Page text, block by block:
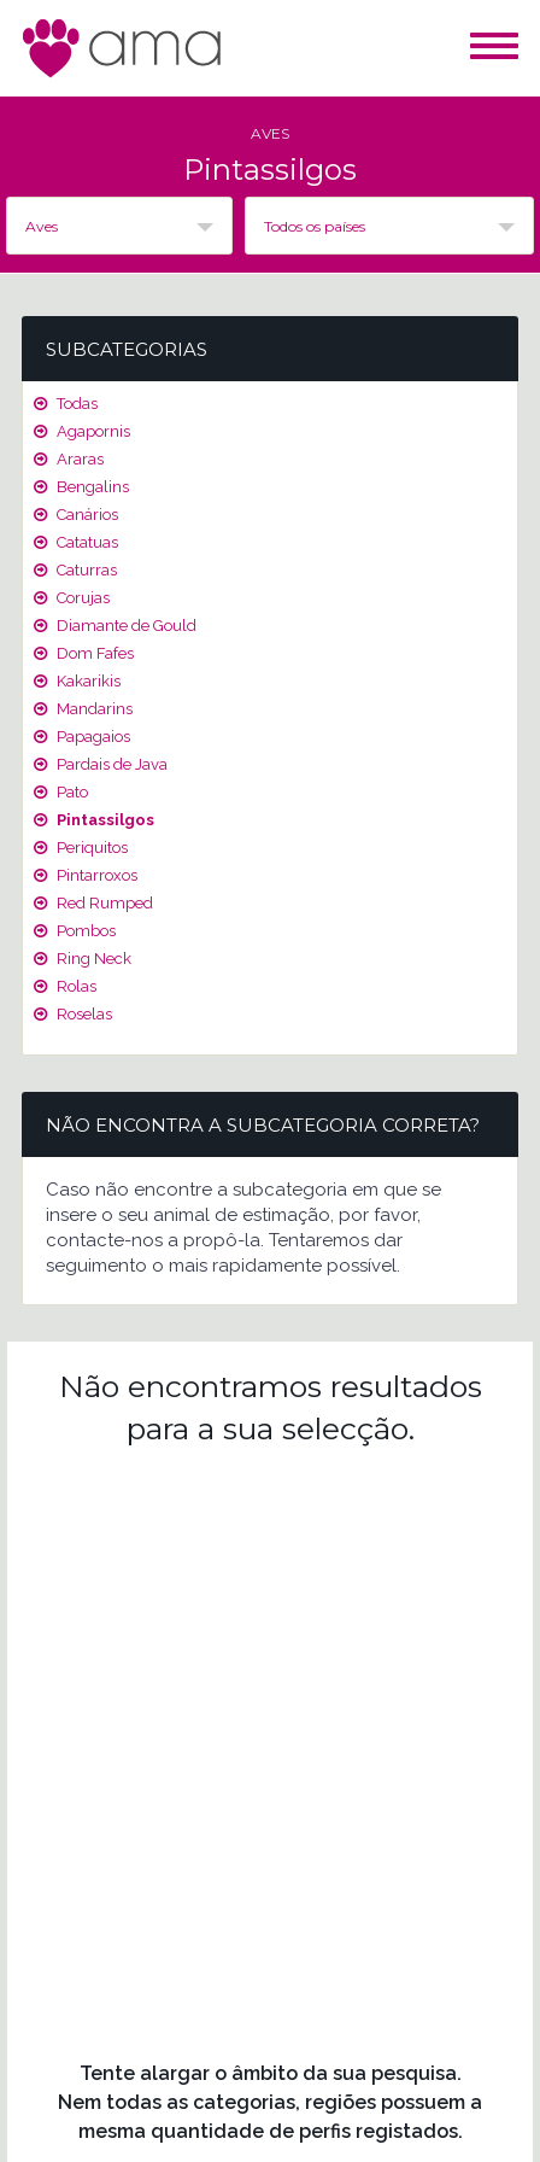
AVES
Pintassilgos
Aves Todos os países
SUBCATEGORIAS
Todas
Agapornis
Araras
Bengalins
Canários
Catatuas
Caturras
Corujas
Diamante de Gould
Dom Fafes
Kakarikis
Mandarins
Papagaios
Pardais de Java
Pato
Pintassilgos
Periquitos
Pintarroxos
Red Rumped
Pombos
Ring Neck
Rolas
Roselas
NÃO ENCONTRA A SUBCATEGORIA CORRETA?
Caso não encontre a subcategoria em que se
insere o seu animal de estimação, por favor,
contacte-nos a propô-la. Tentaremos dar
seguimento o mais rapidamente possível.
Não encontramos resultados
para a sua selecção.
Tente alargar o âmbito da sua pesquisa.
Nem todas as categorias, regiões possuem a
mesma quantidade de perfis registados.